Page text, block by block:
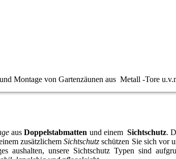
Montage von Gartenzäunen aus Metall -Tore
ausDoppelstabmatten und einem Sichtschutz.
zusätzlichemSichtschutz schützen Sie sich vor
aushalten, unsere Sichtschutz Typen sind